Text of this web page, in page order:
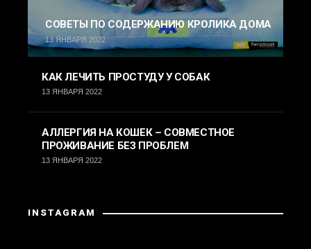
СОВЕТЫ ПО СОДЕРЖАНИЮ КРОЛИКА ДОМА
13 ЯНВАРЯ 2022
КАК ЛЕЧИТЬ ПРОСТУДУ У СОБАК
13 ЯНВАРЯ 2022
АЛЛЕРГИЯ НА КОШЕК – СОВМЕСТНОЕ
ПРОЖИВАНИЕ БЕЗ ПРОБЛЕМ
13 ЯНВАРЯ 2022
INSTAGRAM